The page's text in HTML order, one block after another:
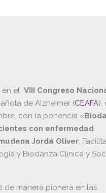
en el VIII Congreso
de Alzheimer (CEAFA),
con la ponencia «
con enfermedad
Jordá Oliver,
y Biodanza Clínica y
de manera pionera en las